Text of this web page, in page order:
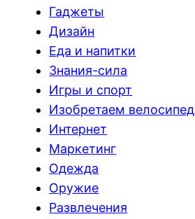
Гаджеты
Дизайн
Еда и напитки
Знания-сила
Игры и спорт
Изобретаем велосипед
Интернет
Маркетинг
Одежда
Оружие
Развлечения